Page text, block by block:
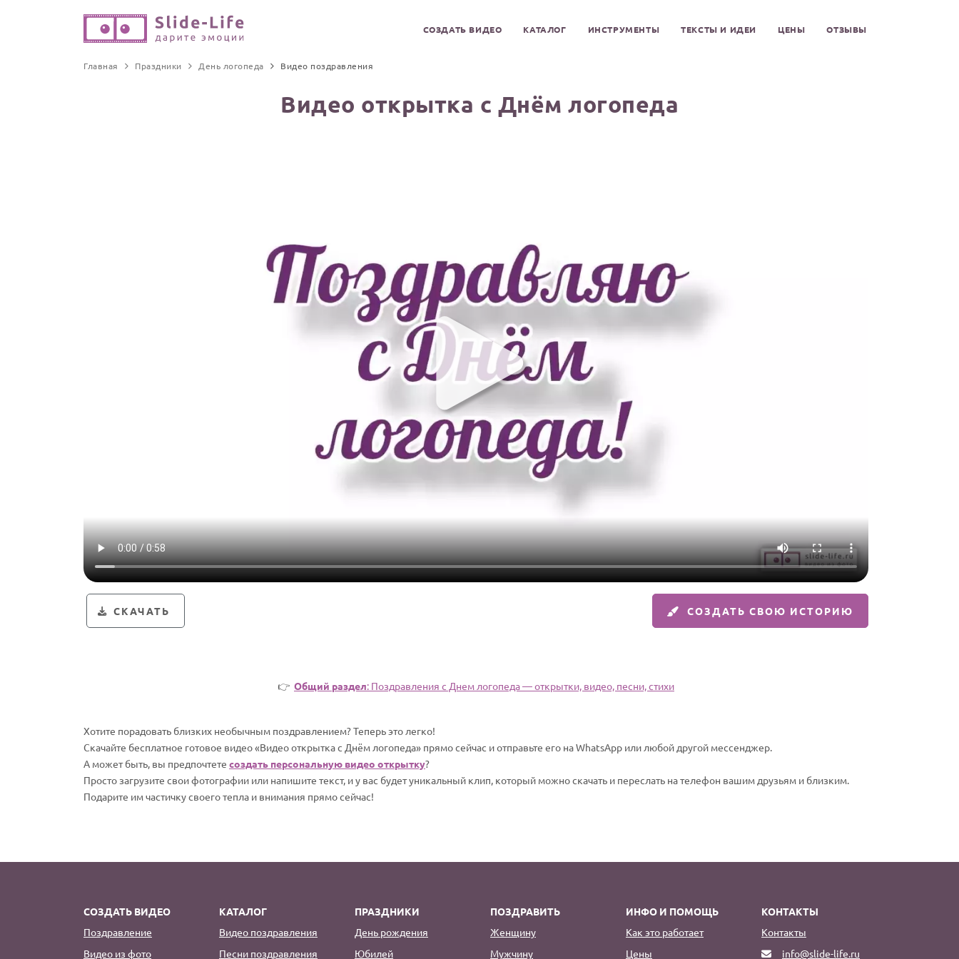
СОЗДАТЬ ВИДЕО КАТАЛОГ ИНСТРУМЕНТЫ ТЕКСТЫ И ИДЕИ ЦЕНЫ ОТЗЫВЫ
Главная Праздники День логопеда Видео поздравления
Видео открытка с Днём логопеда
СКАЧАТЬ СОЗДАТЬ СВОЮ ИСТОРИЮ
👉 Общий раздел: Поздравления с Днем логопеда — открытки, видео, песни, стихи
Хотите порадовать близких необычным поздравлением? Теперь это легко!
Скачайте бесплатное готовое видео «Видео открытка с Днём логопеда» прямо сейчас и отправьте его на WhatsApp или любой другой мессенджер.
А может быть, вы предпочтете создать персональную видео открытку?
Просто загрузите свои фотографии или напишите текст, и у вас будет уникальный клип, который можно скачать и переслать на телефон вашим друзьям и близким.
Подарите им частичку своего тепла и внимания прямо сейчас!
СОЗДАТЬ ВИДЕО
Поздравление
Видео из фото
КАТАЛОГ
Видео поздравления
Песни поздравления
ПРАЗДНИКИ
День рождения
Юбилей
ПОЗДРАВИТЬ
Женщину
Мужчину
ИНФО И ПОМОЩЬ
Как это работает
Цены
КОНТАКТЫ
Контакты
info@slide-life.ru